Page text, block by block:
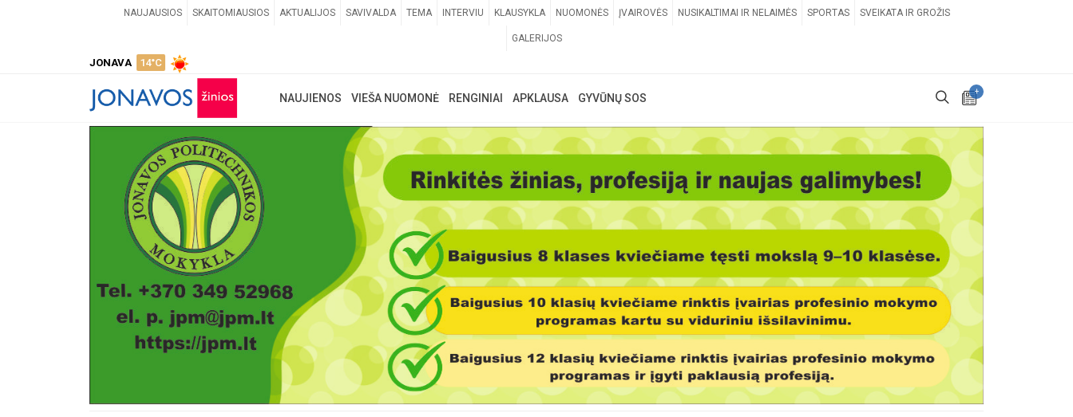
NAUJAUSIOS SKAITOMIAUSIOS AKTUALIJOS SAVIVALDA TEMA INTERVIU KLAUSYKLA NUOMONĖS ĮVAIROVĖS NUSIKALTIMAI IR NELAIMĖS SPORTAS SVEIKATA IR GROŽIS
GALERIJOS
JONAVA 14°C
+
NAUJIENOS VIEŠA NUOMONĖ RENGINIAI APKLAUSA GYVŪNŲ SOS